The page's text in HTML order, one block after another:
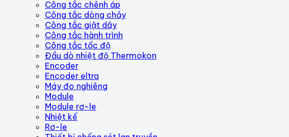
Công tắc chênh áp
Công tắc dòng chảy
Công tắc giật dây
Công tắc hành trình
Công tắc tốc độ
Đầu dò nhiệt độ Thermokon
Encoder
Encoder eltra
Máy đo nghiêng
Module
Module rơ-le
Nhiệt kế
Rơ-le